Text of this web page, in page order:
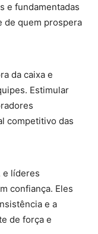
e fundamentadas
de quem prospera
da caixa e
Estimular
competitivo das
e líderes
confiança. Eles
e a
de força e